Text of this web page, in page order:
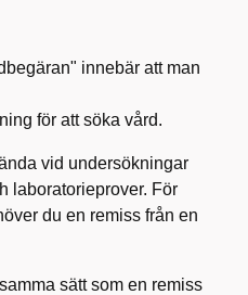
innebär att man
för att söka vård.
vid undersökningar
laboratorieprover. För
du en remiss från en
sätt som en remiss